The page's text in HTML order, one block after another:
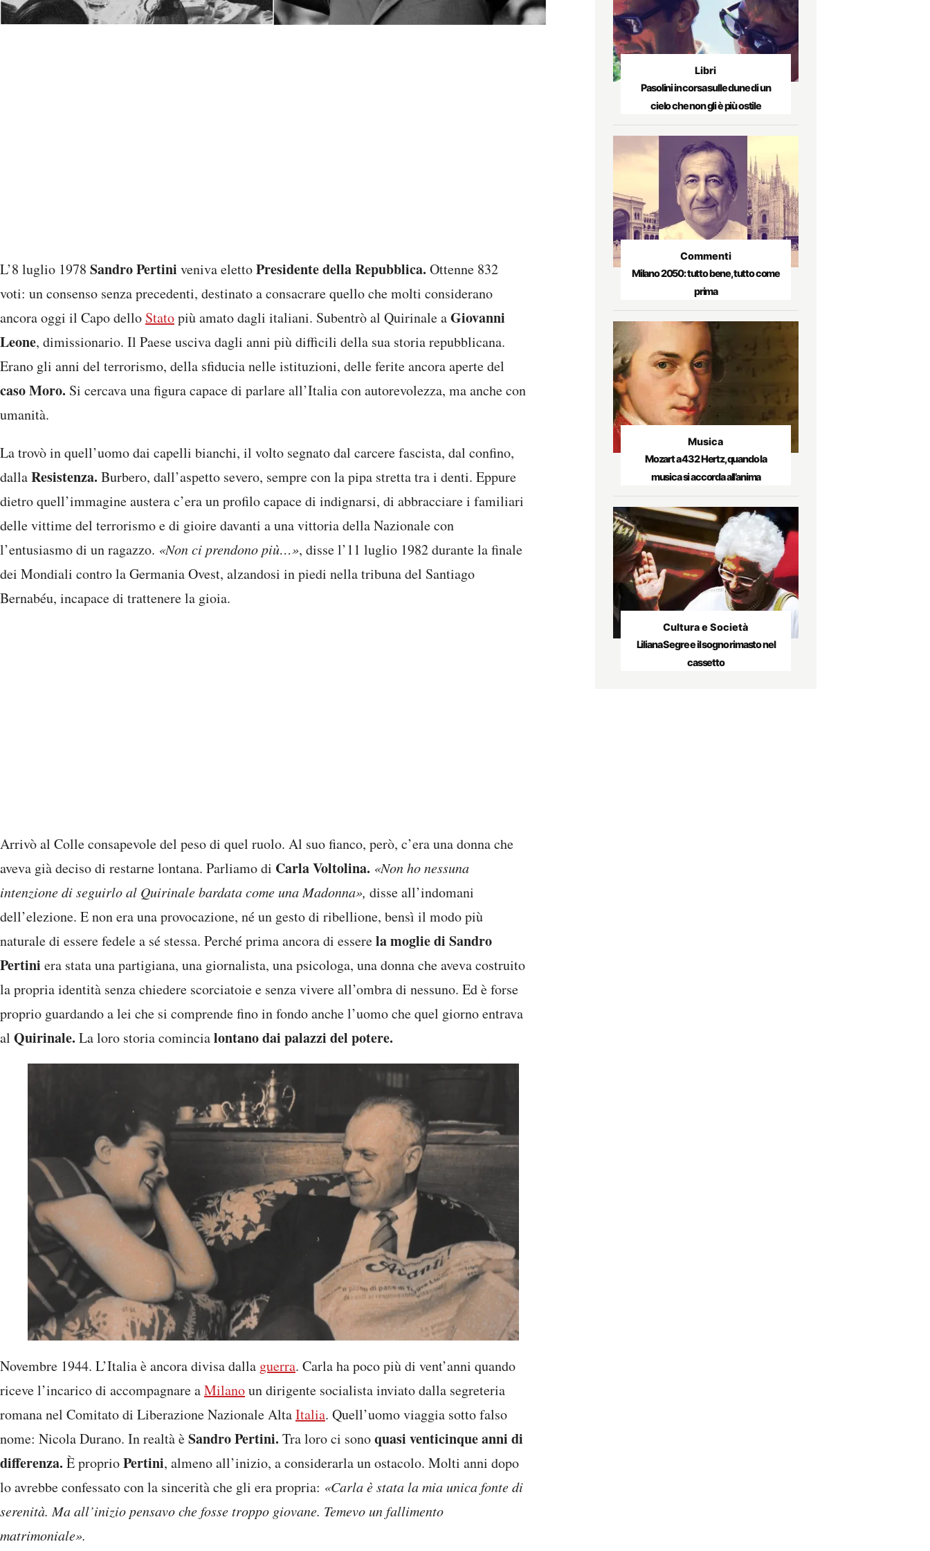
L’8 luglio 1978 Sandro Pertini veniva elettoPresidente della Repubblica. Ottenne 832
voti: un consenso senza precedenti, destinato a consacrare quello che molti considerano
ancora oggi il Capo dello Statopiù amato dagli italiani. Subentrò al Quirinale aGiovanni
Leone, dimissionario. Il Paese usciva dagli anni più difficili della sua storia repubblicana.
Erano gli anni del terrorismo, della sfiducia nelle istituzioni, delle ferite ancora aperte del
caso Moro. Si cercava una figura capace di parlare all’Italia con autorevolezza, ma anche con
umanità.
La trovò in quell’uomo dai capelli bianchi, il volto segnato dal carcere fascista, dal confino,
dallaResistenza. Burbero, dall’aspetto severo, sempre con la pipa stretta tra i denti. Eppure
dietro quell’immagine austera c’era un profilo capace di indignarsi, di abbracciare i familiari
delle vittime del terrorismo e di gioire davanti a una vittoria della Nazionale con
l’entusiasmo di un ragazzo. «Non ci prendono più…», disse l’11 luglio 1982 durante la finale
dei Mondiali contro la Germania Ovest, alzandosi in piedi nella tribuna del Santiago
Bernabéu, incapace di trattenere la gioia.
Arrivò al Colle consapevole del peso di quel ruolo. Al suo fianco, però, c’era una donna che
aveva già deciso di restarne lontana. Parliamo di Carla Voltolina. «Non ho nessuna
intenzione di seguirlo al Quirinale bardata come una Madonna», disse all’indomani
dell’elezione. E non era una provocazione, né un gesto di ribellione, bensì il modo più
naturale di essere fedele a sé stessa. Perché prima ancora di esserela moglie di Sandro
Pertini era stata una partigiana, una giornalista, una psicologa, una donna che aveva costruito
la propria identità senza chiedere scorciatoie e senza vivere all’ombra di nessuno. Ed è forse
proprio guardando a lei che si comprende fino in fondo anche l’uomo che quel giorno entrava
al Quirinale. La loro storia comincialontano dai palazzi del potere.
Novembre 1944. L’Italia è ancora divisa dalla guerra. Carla ha poco più di vent’anni quando
riceve l’incarico di accompagnare aMilanoun dirigente socialista inviato dalla segreteria
romana nel Comitato di Liberazione Nazionale AltaItalia. Quell’uomo viaggia sotto falso
nome: Nicola Durano. In realtà èSandro Pertini. Tra loro ci sonoquasi venticinque anni di
differenza. È proprioPertini, almeno all’inizio, a considerarla un ostacolo. Molti anni dopo
lo avrebbe confessato con la sincerità che gli era propria: «Carla è stata la mia unica fonte di
serenità. Ma all’inizio pensavo che fosse troppo giovane. Temevo un fallimento
matrimoniale».
Libri
Pasolini in corsa sulle dune di un
cielo che non gli è più ostile
Commenti
Milano 2050: tutto bene, tutto come
prima
Musica
Mozart a 432 Hertz, quando la
musica si accorda all’anima
Cultura e Società
Liliana Segre e il sogno rimasto nel
cassetto